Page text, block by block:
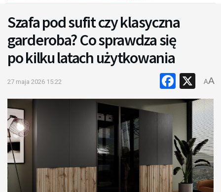
Szafa pod sufit czy klasyczna
garderoba? Co sprawdza się
po kilku latach użytkowania
27 maja 2026 15:22 X
AA